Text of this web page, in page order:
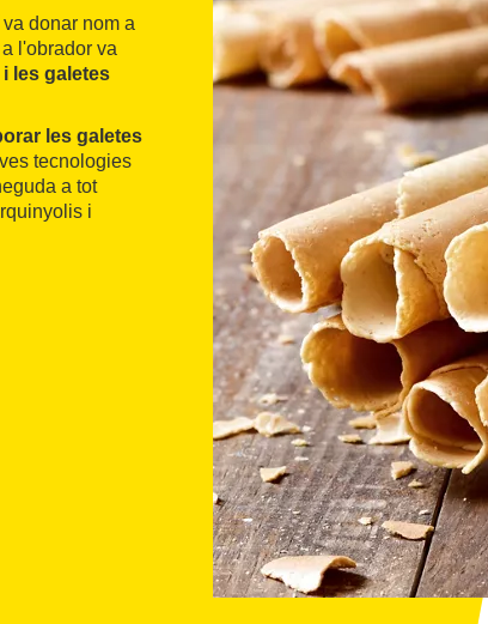
donar nom a
l'obrador va
les galetes
les galetes
tecnologies
a tot
i